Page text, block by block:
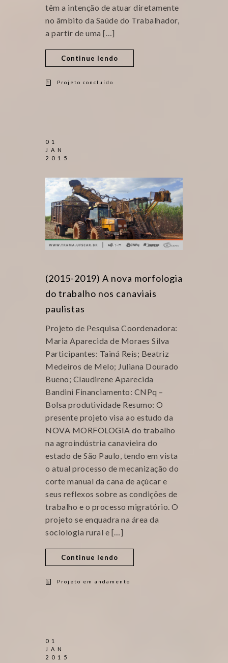
têm a intenção de atuar diretamente
no âmbito da Saúde do Trabalhador,
a partir de uma […]
Continue lendo
Projeto concluído
01
JAN
2015
(2015-2019) A nova morfologia
do trabalho nos canaviais
paulistas
Projeto de Pesquisa Coordenadora:
Maria Aparecida de Moraes Silva
Participantes: Tainá Reis; Beatriz
Medeiros de Melo; Juliana Dourado
Bueno; Claudirene Aparecida
Bandini Financiamento: CNPq –
Bolsa produtividade Resumo: O
presente projeto visa ao estudo da
NOVA MORFOLOGIA do trabalho
na agroindústria canavieira do
estado de São Paulo, tendo em vista
o atual processo de mecanização do
corte manual da cana de açúcar e
seus reflexos sobre as condições de
trabalho e o processo migratório. O
projeto se enquadra na área da
sociologia rural e […]
Continue lendo
Projeto em andamento
01
JAN
2015